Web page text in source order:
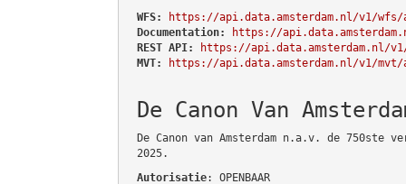
WFS:
https://api.data.amsterdam.nl/v1/
Documentation:
https://
REST API:
https://api.data.amsterdam.nl/
MVT:
https://api.data.amsterdam.nl/v1/
De Canon Van
De Canon van Amsterdam n.a.v. de 750ste
2025.
Autorisatie: OPENBAAR